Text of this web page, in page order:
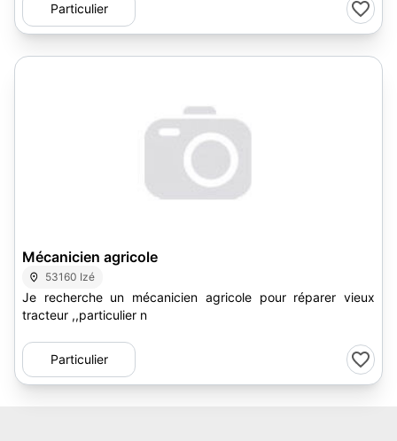
Particulier
Mécanicien agricole
53160 Izé
Je recherche un mécanicien agricole pour réparer vieux
tracteur ,,particulier n
Particulier